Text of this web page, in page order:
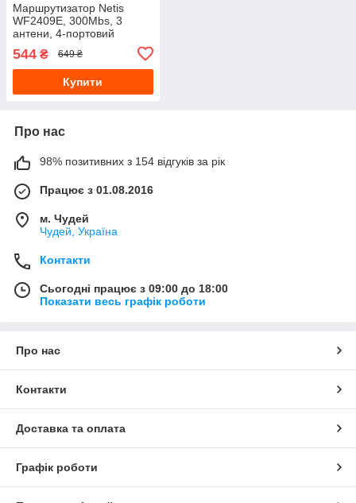
Маршрутизатор Netis
WF2409E, 300Mbs, 3
антени, 4-портовий
544 ₴ 649 ₴
Купити
Про нас
98% позитивних з 154 відгуків за рік
Працює з 01.08.2016
м. Чудей
Чудей, Україна
Контакти
Сьогодні працює з 09:00 до 18:00
Показати весь графік роботи
Про нас
Контакти
Доставка та оплата
Графік роботи